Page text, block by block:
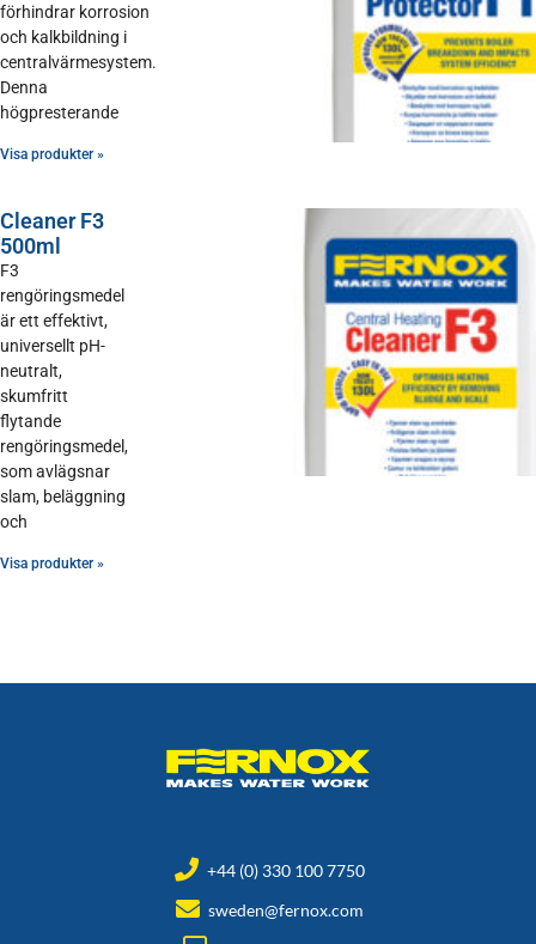
förhindrar korrosion
och kalkbildning i
centralvärmesystem.
Denna
högpresterande
Visa produkter »
Cleaner F3
500ml
F3
rengöringsmedel
är ett effektivt,
universellt pH-
neutralt,
skumfritt
flytande
rengöringsmedel,
som avlägsnar
slam, beläggning
och
Visa produkter »
+44 (0) 330 100 7750
sweden@fernox.com